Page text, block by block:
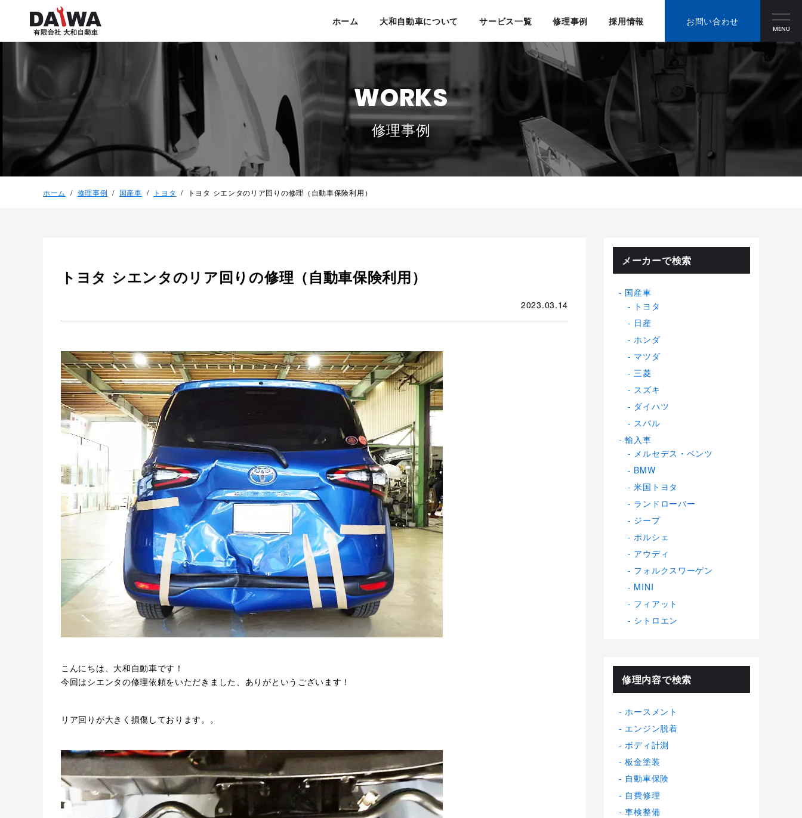
ホーム 大和自動車について サービス一覧 修理事例 採用情報 お問い合わせ
MENU
WORKS
修理事例
ホーム 修理事例 国産車 トヨタ トヨタ シエンタのリア回りの修理（自動車保険利用）
トヨタ シエンタのリア回りの修理（自動車保険利用）
2023.03.14
こんにちは、大和自動車です！
今回はシエンタの修理依頼をいただきました、ありがというございます！
リア回りが大きく損傷しております。。
メーカーで検索
国産車
トヨタ
日産
ホンダ
マツダ
三菱
スズキ
ダイハツ
スバル
輸入車
メルセデス・ベンツ
BMW
米国トヨタ
ランドローバー
ジープ
ポルシェ
アウディ
フォルクスワーゲン
MINI
フィアット
シトロエン
修理内容で検索
ホースメント
エンジン脱着
ボディ計測
板金塗装
自動車保険
自費修理
車検整備